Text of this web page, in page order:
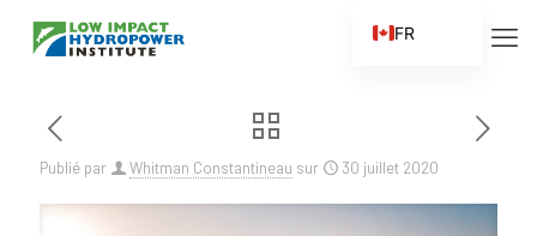
Publié par Whitman Constantineau sur 30 juillet 2020
FR